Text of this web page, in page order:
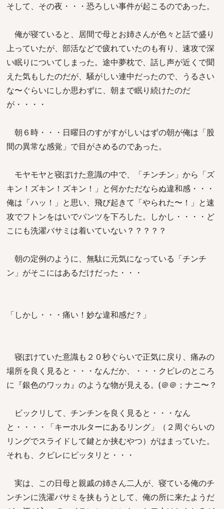
そして、その夜・・・恐ろしい事件が起こるのであった。
俺が寝ていると、居間で母とお姉さんが色々と話で盛り
上っていたが、部活などで疲れていたのも有り、速攻で深
い眠りについてしまった。途中夢枕で、話し声が近くで聞
えた気もしたのだが、騒がしい連中だったので、うるさい
な〜ぐらいにしか思わずに、朝まで眠り続けたのだ
が・・・・
朝６時・・・日曜日のすがすがしいはずの朝が俺は「股
間の異常な感覚」で目がさめるのであった。
モヤモヤと寝ぼけた意識の中で、「チンチン」から「ズ
キン！ズキン！ズキン！」と何かただならぬ違和感・・・
俺は「ハッ！」と思い、飛び起きて「やられた〜！」と速
攻でフトンをはいでパンツを下ろした。しかし・・・・ど
こにも洗濯バサミは着いていない？？？？？
朝の定例のように、無駄に元気になっている「チンチ
ン」がそこにはあるだけだった・・・
「しかし・・・痛い！妙な違和感だ？」
寝ぼけていた意識も２０秒ぐらいで正気に戻り、痛みの
場所を良く見ると・・・なんだか、・・・クビレのところ
に『銀色のワッカ』のような物が見える。(＠＠；ナニ〜？
ビックリして、チンチンを良く見ると・・・なん
と・・・・「キーホルターにあるリング」（２周ぐらいの
リングでスライドして鍵とか挟むやつ）がはまっていた。
それも、クビレにピッタリと・・・
実は、この日母と親戚の姉さん二人が、寝ている俺のチ
ンチンに洗濯バサミを挟もうとして、俺の所に来たようだ